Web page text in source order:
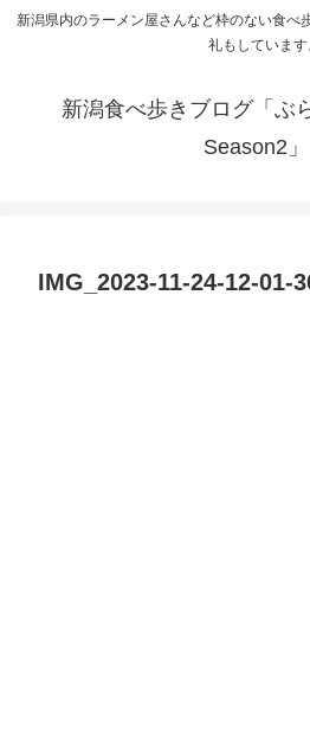
新潟県内のラーメン屋さんなど枠のない食べ
礼もしています
新潟食べ歩きブログ「ぶ
Season2」
IMG_2023-11-24-12-01-